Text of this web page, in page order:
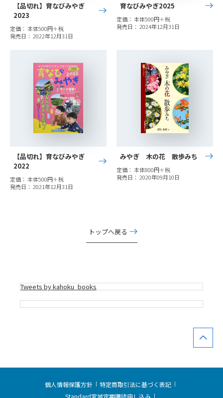
【品切れ】育なびみやぎ
2023
定価： 本体500円＋税
発売日： 2022年12月31日
育なびみやぎ2025
定価： 本体500円＋税
発売日： 2024年12月31日
【品切れ】育なびみやぎ
2022
定価： 本体500円＋税
発売日： 2021年12月31日
みやぎ 木の花 散歩みち
定価： 本体800円＋税
発売日： 2020年09月10日
トップへ戻る
Tweets by kahoku_books
個人情報保護方針
特定商取引法に基づく表記
Standard宮城定期購読申し込み